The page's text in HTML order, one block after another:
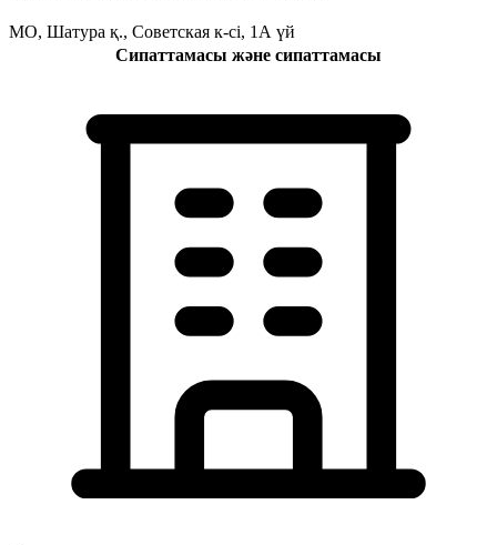
МО, Шатура қ., Советская к-сі, 1А үй
Сипаттамасы және сипаттамасы